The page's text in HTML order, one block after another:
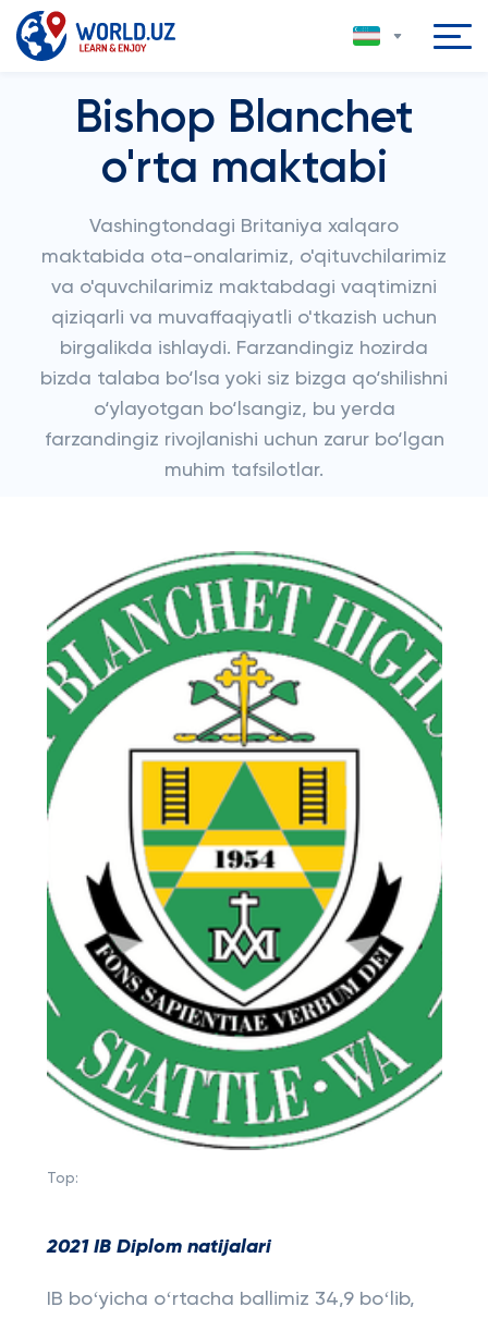
Bishop Blanchet
o'rta maktabi
Vashingtondagi Britaniya xalqaro
maktabida ota-onalarimiz, o'qituvchilarimiz
va o'quvchilarimiz maktabdagi vaqtimizni
qiziqarli va muvaffaqiyatli o'tkazish uchun
birgalikda ishlaydi. Farzandingiz hozirda
bizda talaba bo‘lsa yoki siz bizga qo‘shilishni
o‘ylayotgan bo‘lsangiz, bu yerda
farzandingiz rivojlanishi uchun zarur bo‘lgan
muhim tafsilotlar.
Top:
2021 IB Diplom natijalari
IB boʻyicha oʻrtacha ballimiz 34,9 boʻlib,